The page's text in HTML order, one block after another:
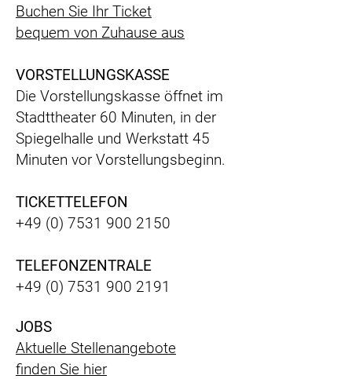
Buchen Sie Ihr Ticket
bequem von Zuhause aus
VORSTELLUNGSKASSE
Die Vorstellungskasse öffnet im
Stadttheater 60 Minuten, in der
Spiegelhalle und Werkstatt 45
Minuten vor Vorstellungsbeginn.
TICKETTELEFON
+49 (0) 7531 900 2150
TELEFONZENTRALE
+49 (0) 7531 900 2191
JOBS
Aktuelle Stellenangebote
finden Sie hier